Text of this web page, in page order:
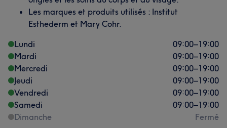
Les marques et produits utilisés : Institut
Esthederm et Mary Cohr.
Lundi
09:00–19:00
Mardi
09:00–19:00
Mercredi
09:00–19:00
Jeudi
09:00–19:00
Vendredi
09:00–19:00
Samedi
09:00–19:00
Dimanche
Fermé